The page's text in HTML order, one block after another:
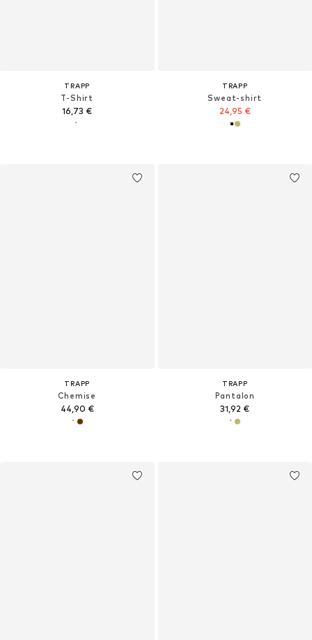
TRAPP
T-Shirt
16,73 €
TRAPP
Sweat-shirt
24,95 €
TRAPP
Chemise
44,90 €
TRAPP
Pantalon
31,92 €